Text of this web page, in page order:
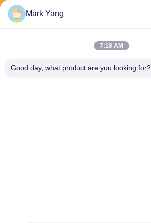
Mark Yang
7:18 AM
Good day, what product are you looking for?